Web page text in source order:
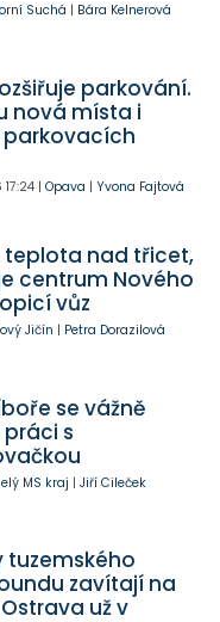
Suchá | Bára Kelnerová
parkování.
nová místa i
parkovacích
17:24| Opava | Yvona Fajtová
teplota nad třicet,
centrum Nového
vůz
Jičín | Petra Dorazilová
se vážně
práci s
MS kraj | Jiří Cileček
tuzemského
zavítají na
Ostrava už v